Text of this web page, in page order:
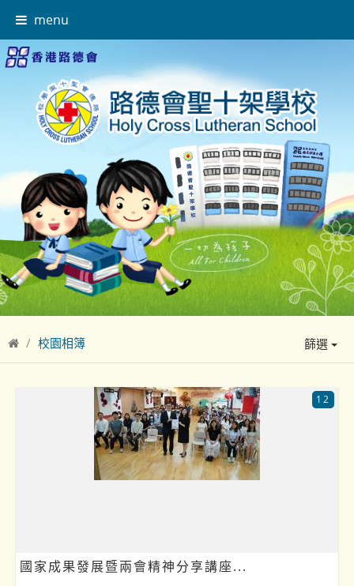
menu
校園相簿 篩選
國家成果發展暨兩會精神分享講座...
12